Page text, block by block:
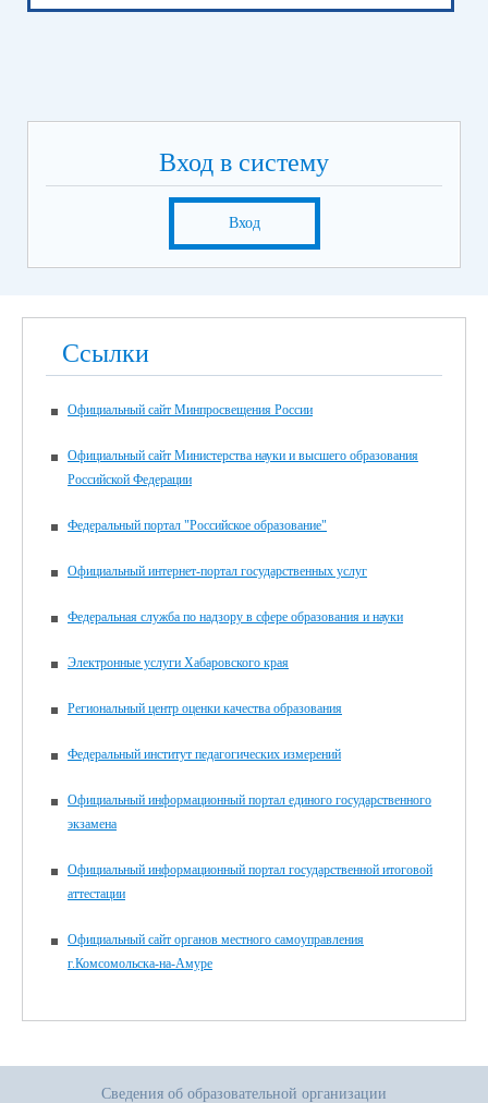
Вход в систему
Вход
Ссылки
Официальный сайт Минпросвещения России
Официальный сайт Министерства науки и высшего образования
Российской Федерации
Федеральный портал "Российское образование"
Официальный интернет-портал государственных услуг
Федеральная служба по надзору в сфере образования и науки
Электронные услуги Хабаровского края
Региональный центр оценки качества образования
Федеральный институт педагогических измерений
Официальный информационный портал единого государственного
экзамена
Официальный информационный портал государственной итоговой
аттестации
Официальный сайт органов местного самоуправления
г.Комсомольска-на-Амуре
Сведения об образовательной организации